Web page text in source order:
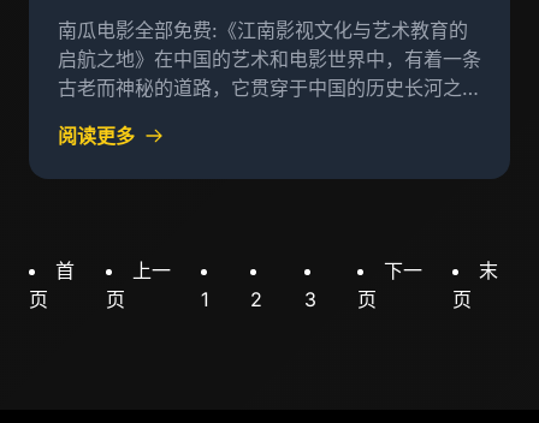
南瓜电影全部免费:《江南影视文化与艺术教育的
启航之地》在中国的艺术和电影世界中，有着一条
古老而神秘的道路，它贯穿于中国的历史长河之
更是艺术创新的摇篮
阅读更多
首
页
上一
页
1 2 3
下一
页
末
页